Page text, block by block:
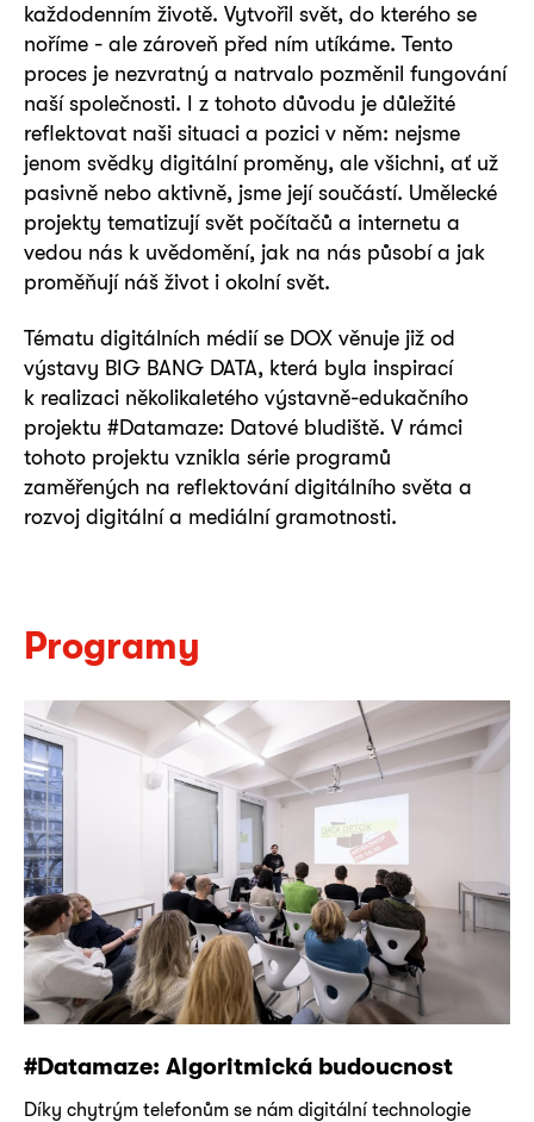
každodenním životě. Vytvořil svět, do kterého se
noříme - ale zároveň před ním utíkáme. Tento
proces je nezvratný a natrvalo pozměnil fungování
naší společnosti. I z tohoto důvodu je důležité
reflektovat naši situaci a pozici v něm: nejsme
jenom svědky digitální proměny, ale všichni, ať už
pasivně nebo aktivně, jsme její součástí. Umělecké
projekty tematizují svět počítačů a internetu a
vedou nás k uvědomění, jak na nás působí a jak
proměňují náš život i okolní svět.
Tématu digitálních médií se DOX věnuje již od
výstavy BIG BANG DATA, která byla inspirací
k realizaci několikaletého výstavně-edukačního
projektu #Datamaze: Datové bludiště. V rámci
tohoto projektu vznikla série programů
zaměřených na reflektování digitálního světa a
rozvoj digitální a mediální gramotnosti.
Programy
#Datamaze: Algoritmická budoucnost
Díky chytrým telefonům se nám digitální technologie